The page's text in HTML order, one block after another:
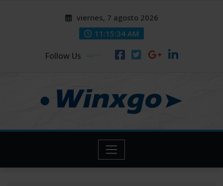
viernes, 7 agosto 2026
11:15:35 AM
Follow Us